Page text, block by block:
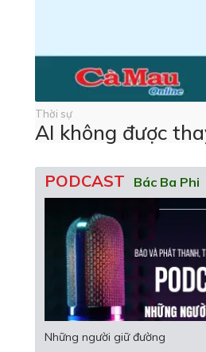
Thời sự
AI không được
PODCAST Bác Ba Phi
Khi chính quyền đến gần dân